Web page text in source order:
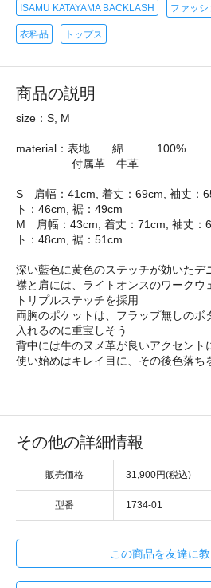
ISAMU KATAYAMA BACKLASH ファッ
衣料品 トップス
商品の説明
size：S, M
material：表地 綿 100%
付属革 牛革
S 肩幅：41cm, 着丈：69cm, 袖丈：
ト：46cm, 裾：49cm
M 肩幅：43cm, 着丈：71cm, 袖丈：
ト：48cm, 裾：51cm
深い藍色に黄色のステッチが効いたデ
襟と肩には、ライトオンスのワークウ
トリプルステッチを採用
両胸のポケットは、フラップ無しのボ
入れるのに重宝しそう
背中には牛のヌメ革が良いアクセント
使い始めはキレイ目に、その後色落ち
その他の詳細情報
販売価格 31,900円(税込)
型番 1734-01
この商品を友達に